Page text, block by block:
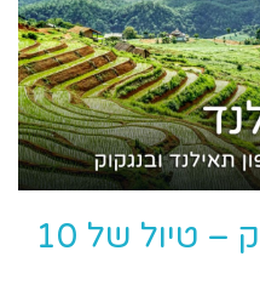
צפון תאילנד ובנגקוק – טיול של 10